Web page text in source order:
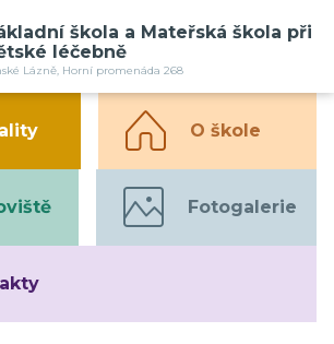
škola a Mateřská škola při
léčebně
Lázně, Horní promenáda 268
O škole
Fotogalerie